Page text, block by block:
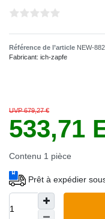
Référence de l’article NEW-
Fabricant: ich-zapfe
UVP 679,27 €
533,71
Contenu 1 pièce
Prêt à expédier